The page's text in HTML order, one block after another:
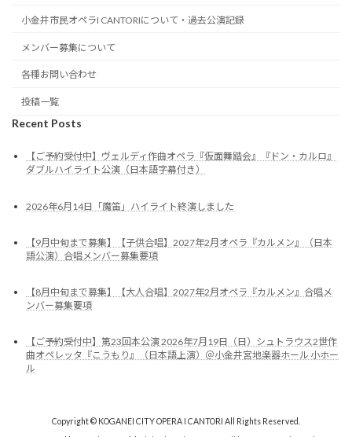
小金井市民オペラI CANTORIについて・過去公演記録
メンバー募集について
各種お問い合わせ
投稿一覧
Recent Posts
【ご予約受付中】ヴェルディ作曲オペラ『仮面舞踏会』『ドン・カルロ』
ダブルハイライト公演（日本語字幕付き）
2026年6月14日「魔笛」ハイライト終演しました
【9月中旬まで募集】【子供合唱】2027年2月オペラ『カルメン』（日本
語公演）合唱メンバー募集要項
【8月中旬まで募集】【大人合唱】2027年2月オペラ『カルメン』合唱メ
ンバー募集要項
【ご予約受付中】第23回本公演 2026年7月19日（日）シュトラウス2世作
曲オペレッタ『こうもり』（日本語上演）＠小金井宮地楽器ホール 小ホー
ル
Copyright © KOGANEI CITY OPERA I CANTORI All Rights Reserved.